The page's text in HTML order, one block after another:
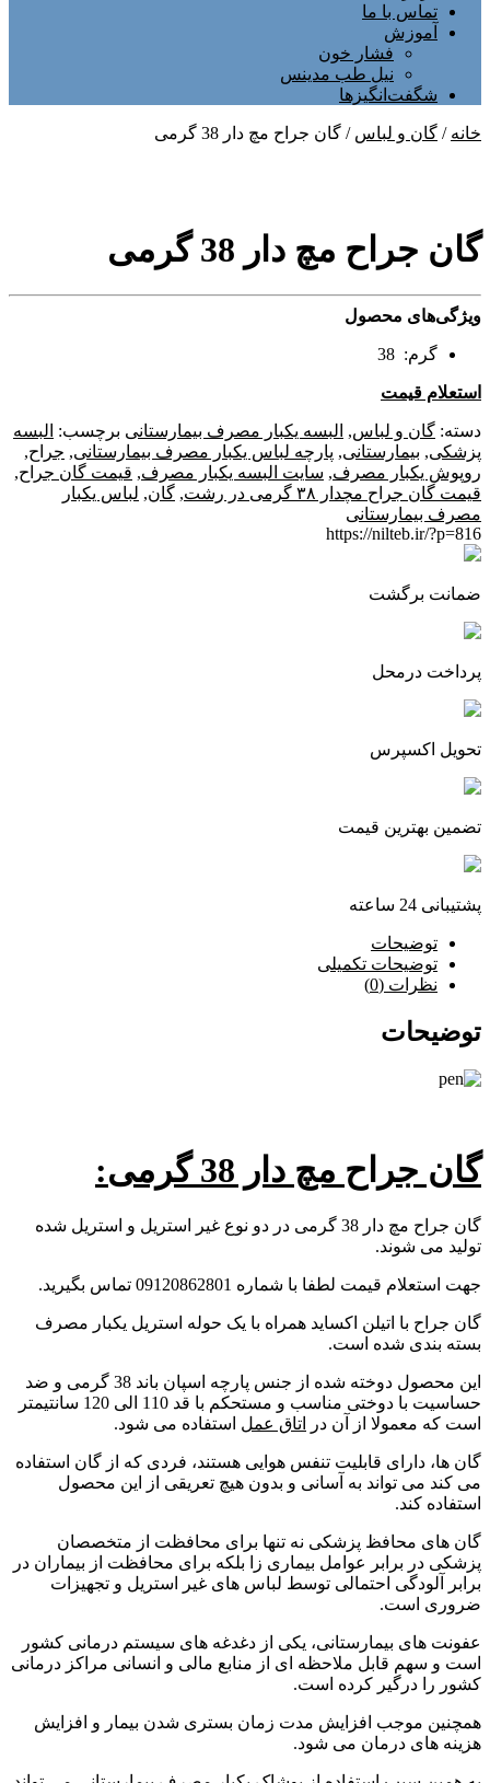
تماس با ما
آموزش
فشار خون
نیل طب مدینس
شگفت‌انگیزها
خانه / گان و لباس / گان جراح مچ دار 38 گرمی
گان جراح مچ دار 38 گرمی
ویژگی‌های محصول
گرم: 38
استعلام قیمت
دسته: گان و لباس, البسه یکبار مصرف بیمارستانی برچسب: البسه
پزشکی, بیمارستانی, پارچه لباس یکبار مصرف بیمارستانی, جراح,
روپوش یکبار مصرف, سایت البسه یکبار مصرف, قیمت گان جراح,
قیمت گان جراح مچدار ۳۸ گرمی در رشت
, گان, لباس یکبار
مصرف بیمارستانی
https://nilteb.ir/?p=816
ضمانت برگشت
پرداخت درمحل
تحویل اکسپرس
تضمین بهترین قیمت
پشتیبانی 24 ساعته
توضیحات
توضیحات تکمیلی
نظرات (0)
توضیحات
گان جراح مچ دار 38 گرمی:
گان جراح مچ دار 38 گرمی در دو نوع غیر استریل و استریل شده
تولید می شوند.
جهت استعلام قیمت لطفا با شماره 09120862801 تماس بگیرید.
گان جراح با اتیلن اکساید همراه با یک حوله استریل یکبار مصرف
بسته بندی شده است.
این محصول دوخته شده از جنس پارچه اسپان باند 38 گرمی و ضد
حساسیت با دوختی مناسب و مستحکم با قد 110 الی 120 سانتیمتر
است که معمولا از آن در
اتاق عمل استفاده می شود.
گان ها، دارای قابلیت تنفس هوایی هستند، فردی که از گان استفاده
می کند می تواند به آسانی و بدون هیچ تعریقی از این محصول
استفاده کند.
گان های محافظ پزشکی نه تنها برای محافظت از متخصصان
پزشکی در برابر عوامل بیماری زا بلکه برای محافظت از بیماران در
برابر آلودگی احتمالی توسط لباس های غیر استریل و تجهیزات
ضروری است.
عفونت های بیمارستانی، یکی از دغدغه های سیستم درمانی کشور
است و سهم قابل ملاحظه ای از منابع مالی و انسانی مراکز درمانی
کشور را درگیر کرده است.
همچنین موجب افزایش مدت زمان بستری شدن بیمار و افزایش
هزینه های درمان می شود.